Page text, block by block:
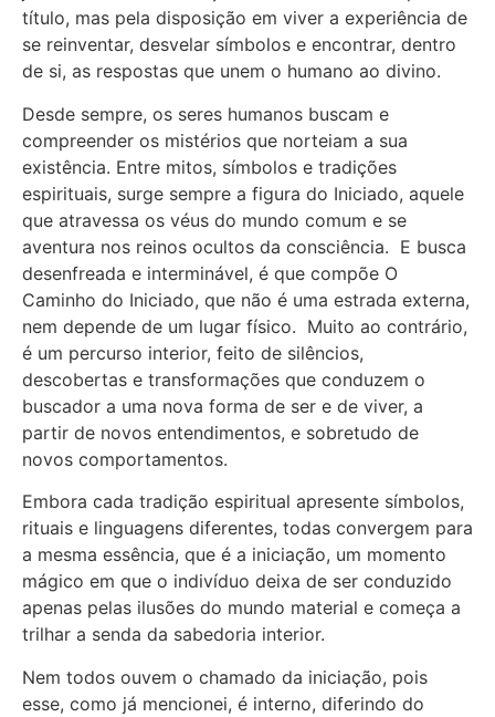
título, mas pela disposição em viver a experiência de
se reinventar, desvelar símbolos e encontrar, dentro
de si, as respostas que unem o humano ao divino.
Desde sempre, os seres humanos buscam e
compreender os mistérios que norteiam a sua
existência. Entre mitos, símbolos e tradições
espirituais, surge sempre a figura do Iniciado, aquele
que atravessa os véus do mundo comum e se
aventura nos reinos ocultos da consciência. E busca
desenfreada e interminável, é que compõe O
Caminho do Iniciado, que não é uma estrada externa,
nem depende de um lugar físico. Muito ao contrário,
é um percurso interior, feito de silêncios,
descobertas e transformações que conduzem o
buscador a uma nova forma de ser e de viver, a
partir de novos entendimentos, e sobretudo de
novos comportamentos.
Embora cada tradição espiritual apresente símbolos,
rituais e linguagens diferentes, todas convergem para
a mesma essência, que é a iniciação, um momento
mágico em que o indivíduo deixa de ser conduzido
apenas pelas ilusões do mundo material e começa a
trilhar a senda da sabedoria interior.
Nem todos ouvem o chamado da iniciação, pois
esse, como já mencionei, é interno, diferindo do